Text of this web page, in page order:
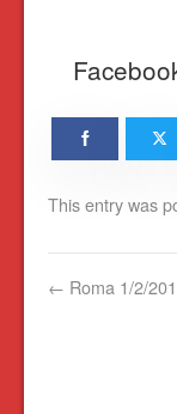
This entry was
← Roma 1/2/